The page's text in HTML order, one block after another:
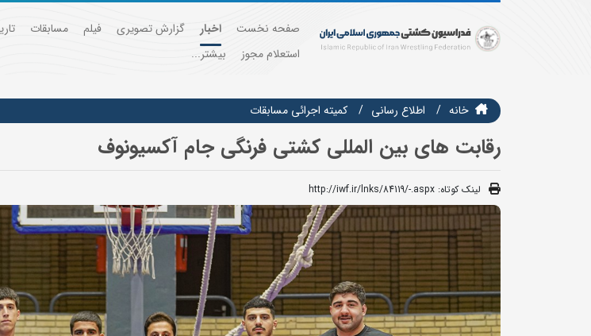
صفحه نخست اخبار گزارش تصویری فیلم مسابقات
استعلام مجوز
بیشتر...
خانه اطلاع رسانی كميته اجرائي مسابقات
رقابت های بین المللی کشتی فرنگی جام آکسیونوف
لینک کوتاه: http://iwf.ir/lnks/84119/-.aspx